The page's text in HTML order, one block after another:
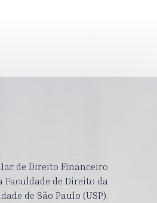
de Direito Financeiro
Faculdade de Direito da
de São Paulo (USP).